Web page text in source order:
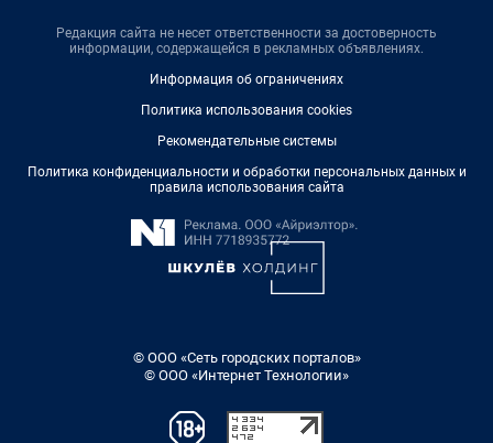
Редакция сайта не несет ответственности за достоверность
информации, содержащейся в рекламных объявлениях.
Информация об ограничениях
Политика использования cookies
Рекомендательные системы
Политика конфиденциальности и обработки персональных данных и
правила использования сайта
© ООО «Сеть городских порталов»
© ООО «Интернет Технологии»